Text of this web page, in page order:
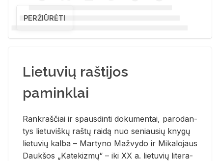
PERŽIŪRĖTI
Lietuvių raštijos
paminklai
Rank­raš­čiai ir spaus­din­ti do­ku­men­tai, pa­ro­dan­
tys lie­tu­viš­kų raš­tų rai­dą nuo se­niau­sių kny­gų
lie­tu­vių kal­ba – Mar­ty­no Ma­žvy­do ir Mi­ka­lo­jaus
Dauk­šos „Ka­te­kiz­mų“ – iki XX a. lie­tu­vių li­te­ra­